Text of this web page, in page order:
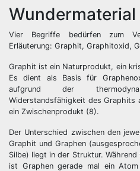
Wundermaterial
Vier Begriffe bedürfen zum
Erläuterung: Graphit, Graphitoxid,
Graphit ist ein Naturprodukt, ein
Es dient als Basis für
aufgrund der
Widerstandsfähigkeit des
ein Zwischenprodukt (8).
Der Unterschied zwischen den
Graphit und Graphen
Silbe) liegt in der Struktur.
ist Graphen gerade mal ein